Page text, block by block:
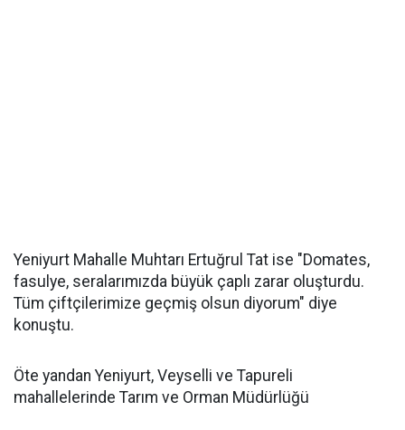
Yeniyurt Mahalle Muhtarı Ertuğrul Tat ise "Domates,
fasulye, seralarımızda büyük çaplı zarar oluşturdu.
Tüm çiftçilerimize geçmiş olsun diyorum" diye
konuştu.
Öte yandan Yeniyurt, Veyselli ve Tapureli
mahallelerinde Tarım ve Orman Müdürlüğü